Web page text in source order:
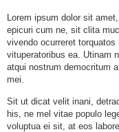
Lorem ipsum dolor sit
epicuri cum ne, sit clita
vivendo ocurreret
vituperatoribus ea. Utinam
atqui nostrum democritum
mei.
Sit ut dicat velit inani,
his, ne mel vitae populo
voluptua ei sit, at eos